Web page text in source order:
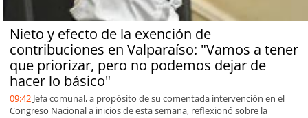
Nieto y efecto de la exención de
contribuciones en Valparaíso: "Vamos a tener
que priorizar, pero no podemos dejar de
hacer lo básico"
09:42 Jefa comunal, a propósito de su comentada intervención en el
Congreso Nacional a inicios de esta semana, reflexionó sobre la